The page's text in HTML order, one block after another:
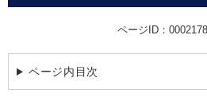
ページID：0002178
ページ内目次